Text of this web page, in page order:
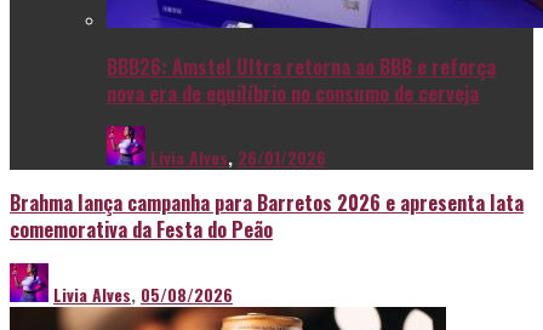
BBB26: Amstel Ultra retorna ao BBB e reforça
nova era de equilíbrio no consumo de cerveja
Livia Alves, 26/01/2026
Brahma lança campanha para Barretos 2026 e apresenta lata
comemorativa da Festa do Peão
Livia Alves, 05/08/2026